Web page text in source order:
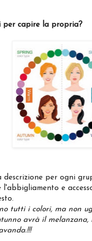
per capire la propria?
per ogni
e
tutti i colori, ma non
avrà il